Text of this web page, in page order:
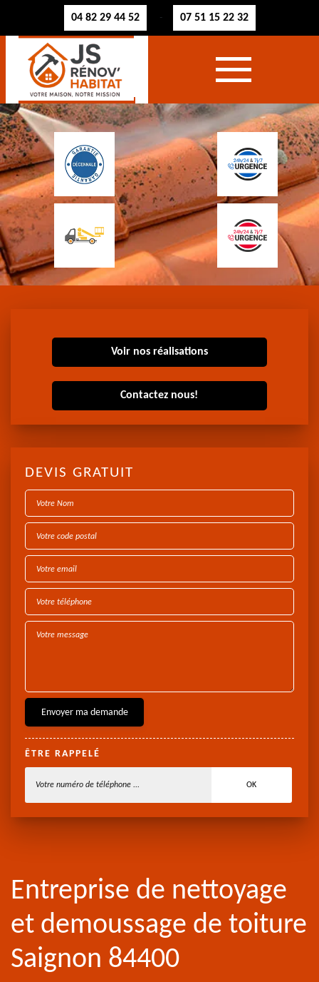
04 82 29 44 52 - 07 51 15 22 32
Voir nos réalisations
Contactez nous!
DEVIS GRATUIT
ÊTRE RAPPELÉ
Entreprise de nettoyage
et demoussage de toiture
Saignon 84400